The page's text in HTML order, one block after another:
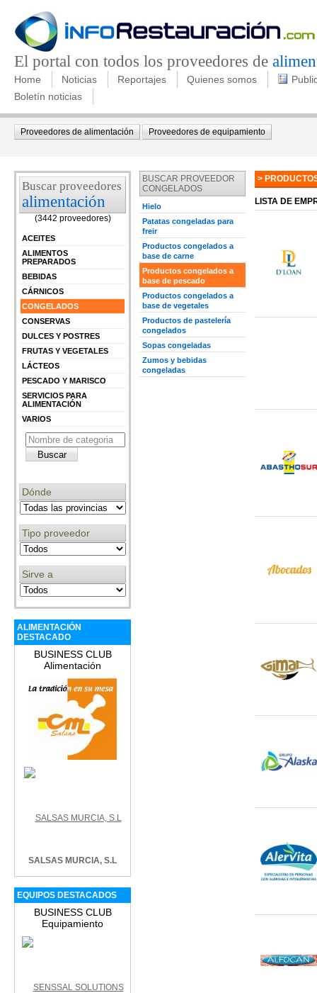
El portal con todos los proveedores de
Home Noticias Reportajes Quienes somos
Boletín noticias
Proveedores de alimentación Proveedores de equipamiento
Buscar proveedores
alimentación
(3442 proveedores)
ACEITES
ALIMENTOS
PREPARADOS
BEBIDAS
CÁRNICOS
CONGELADOS
CONSERVAS
DULCES Y POSTRES
FRUTAS Y VEGETALES
LÁCTEOS
PESCADO Y MARISCO
SERVICIOS PARA
ALIMENTACIÓN
VARIOS
Dónde
Tipo proveedor
Sirve a
ALIMENTACIÓN
DESTACADO
BUSINESS CLUB
Alimentación
SALSAS MURCIA, S.L
EQUIPOS DESTACADOS
BUSINESS CLUB
Equipamiento
BUSCAR PROVEEDOR
CONGELADOS
Hielo
Patatas congeladas para
freir
Productos congelados a
base de carne
Productos congelados a
base de pescado
Productos congelados a
base de vegetales
Productos de pastelería
congelados
Sopas congeladas
Zumos y bebidas
congeladas
>
LISTA DE